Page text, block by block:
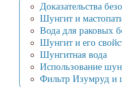
Доказательства
Шунгит и
Вода для раковых
Шунгит и его
Шунгитная вода
Использование
Фильтр Изумруд и